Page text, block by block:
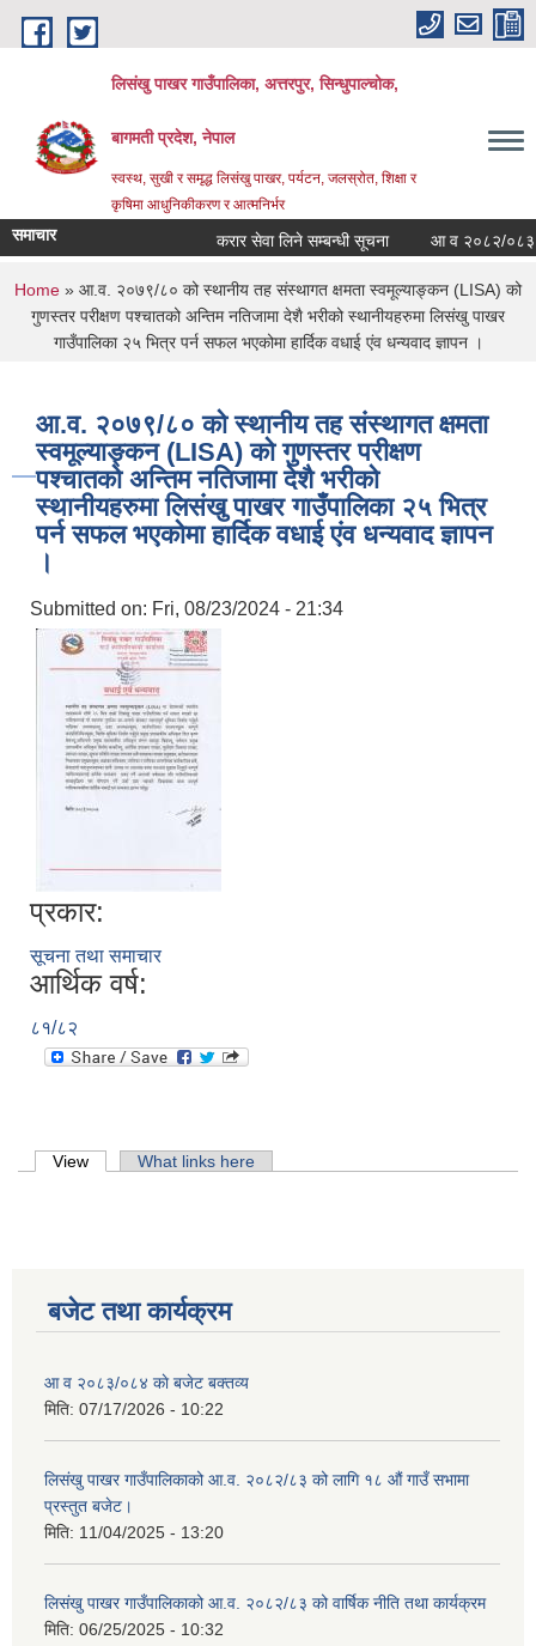
Skip to main content
लिसंखु पाखर गाउँपालिका, अत्तरपुर, सिन्धुपाल्चोक,
बागमती प्रदेश, नेपाल
स्वस्थ, सुखी र समृद्ध लिसंखु पाखर, पर्यटन, जलस्रोत, शिक्षा र
कृषिमा आधुनिकीकरण र आत्मनिर्भर
समाचार करार सेवा लिने सम्बन्धी सूचना आ व २०८२/०८३ काे
You are here
Home » आ.व. २०७९/८० को स्थानीय तह संस्थागत क्षमता स्वमूल्याङ्कन (LISA) को
गुणस्तर परीक्षण पश्चातको अन्तिम नतिजामा देशै भरीको स्थानीयहरुमा लिसंखु पाखर
गाउँपालिका २५ भित्र पर्न सफल भएकोमा हार्दिक वधाई एंव धन्यवाद ज्ञापन ।
आ.व. २०७९/८० को स्थानीय तह संस्थागत क्षमता
स्वमूल्याङ्कन (LISA) को गुणस्तर परीक्षण
पश्चातको अन्तिम नतिजामा देशै भरीको
स्थानीयहरुमा लिसंखु पाखर गाउँपालिका २५ भित्र
पर्न सफल भएकोमा हार्दिक वधाई एंव धन्यवाद ज्ञापन
।
Submitted on: Fri, 08/23/2024 - 21:34
प्रकार:
सूचना तथा समाचार
आर्थिक वर्ष:
८१/८२
Primary tabs
View (active tab)What links here
बजेट तथा कार्यक्रम
आ व २०८३/०८४ काे बजेट बक्तव्य
मिति: 07/17/2026 - 10:22
लिसंखु पाखर गाउँपालिकाको आ.व. २०८२/८३ को लागि १८ औं गाउँ सभामा
प्रस्तुत बजेट।
मिति: 11/04/2025 - 13:20
लिसंखु पाखर गाउँपालिकाको आ.व. २०८२/८३ को वार्षिक नीति तथा कार्यक्रम
मिति: 06/25/2025 - 10:32